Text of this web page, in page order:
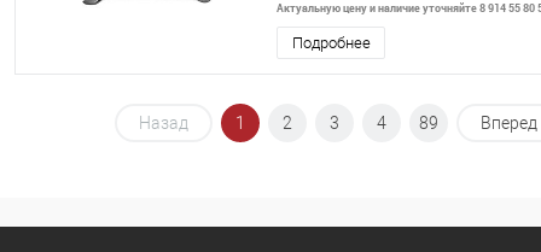
Актуальную цену и наличие уточняйте 8 914 55 80
Подробнее
Назад 1 2 3 4 89 Вперед